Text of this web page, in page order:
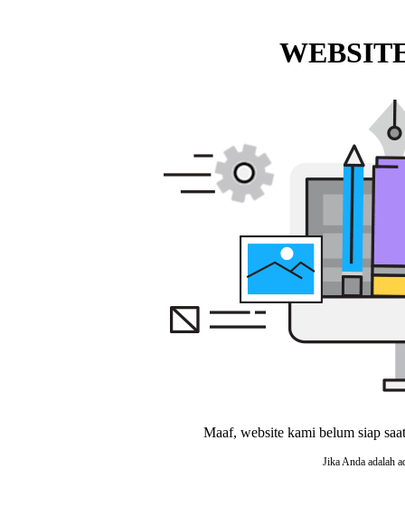
Maaf, website kami belum siap
Jika Anda adalah